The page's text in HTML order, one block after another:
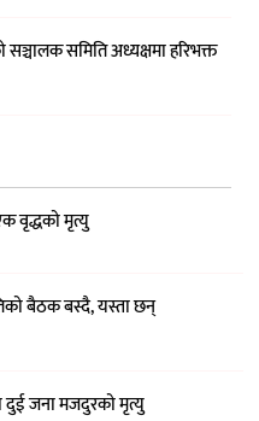
सञ्चालक समिति अध्यक्षमा हरिभक्त
वृद्धको मृत्यु
बैठक बस्दै, यस्ता छन्
दुई जना मजदुरको मृत्यु